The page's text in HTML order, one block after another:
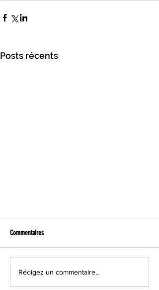
Posts récents
Commentaires
Rédigez un commentaire...